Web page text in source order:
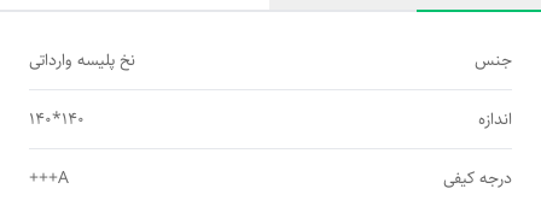
جنس نخ پلیسه وارداتی
اندازه 140*140
درجه کیفی A+++